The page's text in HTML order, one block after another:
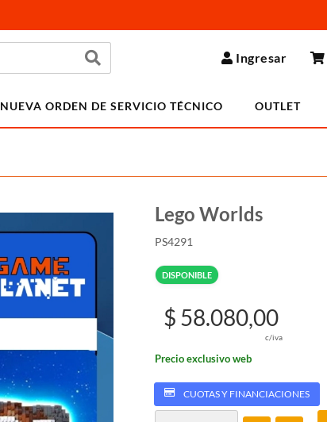
Ingresar
NUEVA ORDEN DE SERVICIO TÉCNICO OUTLET
Lego Worlds
PS4291
DISPONIBLE
$ 58.080,00
c/iva
Precio exclusivo web
CUOTAS Y FINANCIACIONES